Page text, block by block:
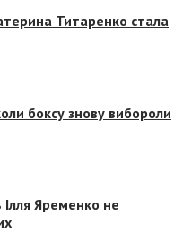
Титаренко стала
боксу знову вибороли
Ілля Яременко не